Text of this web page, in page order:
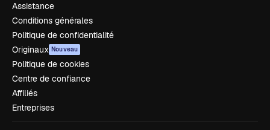
Assistance
Conditions générales
Politique de confidentialité
Originaux Nouveau
Politique de cookies
Centre de confiance
Affiliés
Entreprises